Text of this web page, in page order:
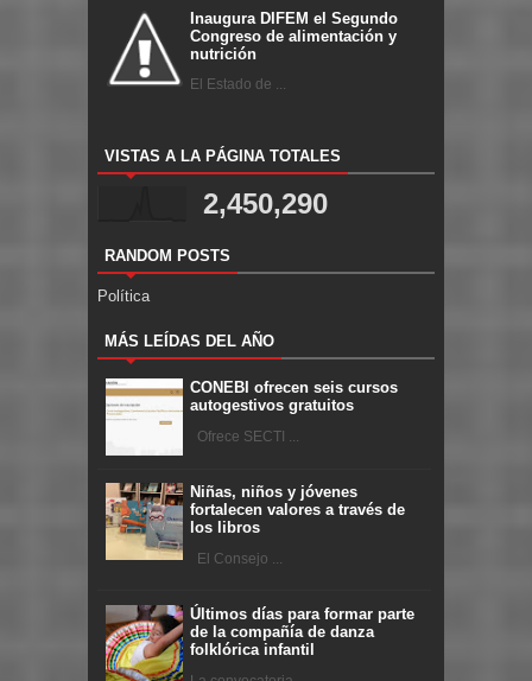
Inaugura DIFEM el Segundo
Congreso de alimentación y
nutrición
El Estado de ...
VISTAS A LA PÁGINA TOTALES
2,450,290
RANDOM POSTS
Política
MÁS LEÍDAS DEL AÑO
CONEBI ofrecen seis cursos
autogestivos gratuitos
Ofrece SECTI ...
Niñas, niños y jóvenes
fortalecen valores a través de
los libros
El Consejo ...
Últimos días para formar parte
de la compañía de danza
folklórica infantil